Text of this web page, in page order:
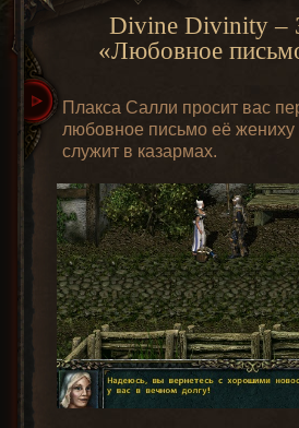
Divine Divinity –
«Любовное
Плакса Салли просит вас
любовное письмо её жениху
служит в казармах.